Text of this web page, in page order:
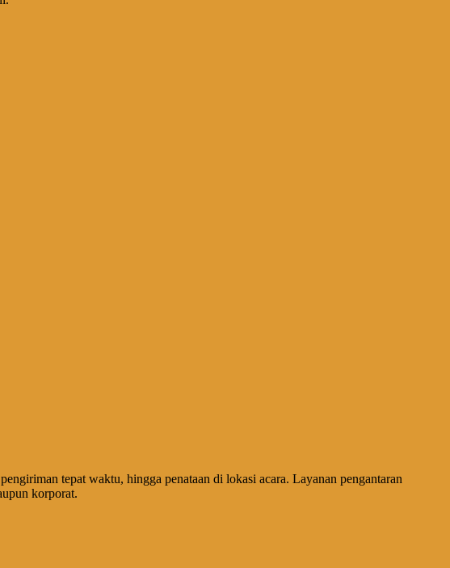
tepat waktu, hingga penataan di lokasi acara. Layanan pengantaran
korporat.